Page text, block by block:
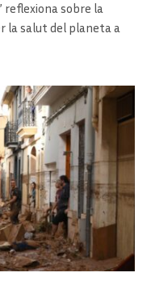
reflexiona sobre la
la salut del planeta a